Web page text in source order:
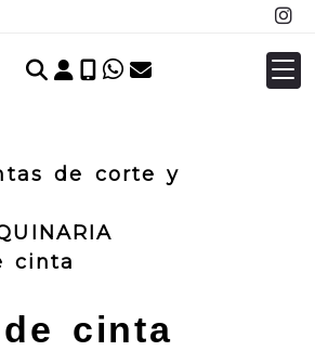
Identifícate
de corte y
cinta
cinta